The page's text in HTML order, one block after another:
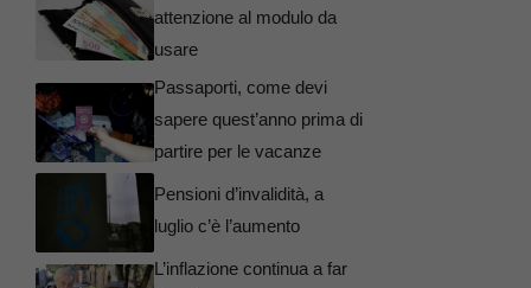
attenzione al modulo da
usare
Passaporti, come devi
sapere quest’anno prima di
partire per le vacanze
Pensioni d’invalidità, a
luglio c’è l’aumento
L’inflazione continua a far